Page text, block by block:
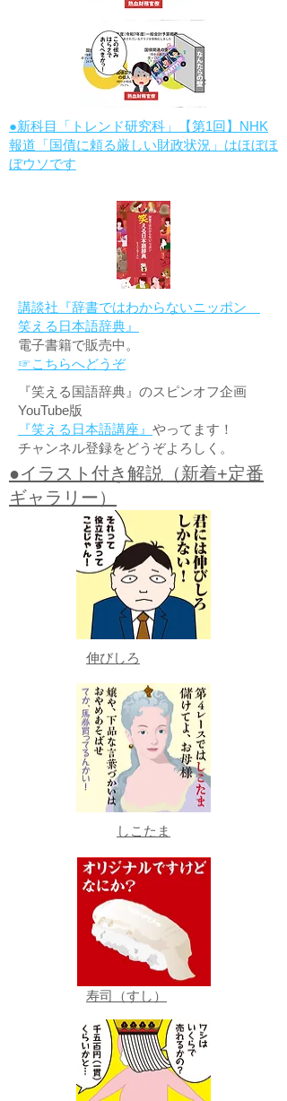
●新科目「トレンド研究科」【第1回】NHK
報道「国債に頼る厳しい財政状況」はほぼほ
ぼウソです
講談社『辞書ではわからないニッポン
笑える日本語辞典』
電子書籍で販売中。
☞こちらへどうぞ
『笑える国語辞典』のスピンオフ企画
YouTube版
『笑える日本語講座』 やってます！
チャンネル登録をどうぞよろしく。
●イラスト付き解説（新着+定番
ギャラリー）
伸びしろ
しこたま
寿司（すし）